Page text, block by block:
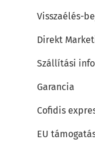
Visszaélés-
Direkt
Szállítási
Garancia
Cofidis
EU